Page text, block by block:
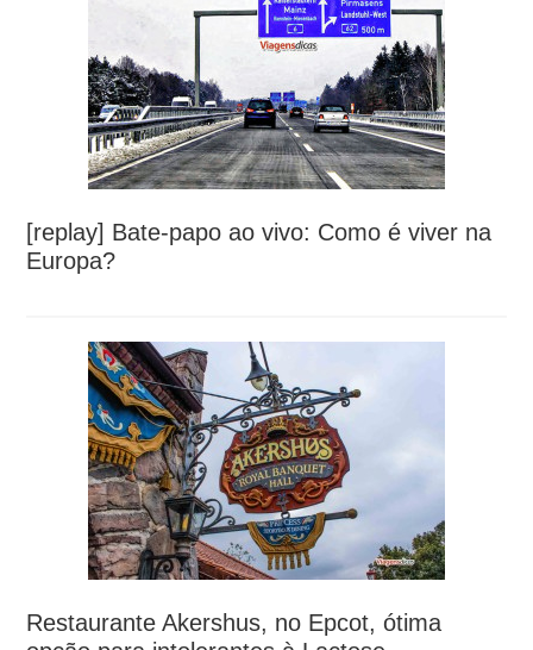
[replay] Bate-papo ao vivo: Como é viver na
Europa?
Restaurante Akershus, no Epcot, ótima